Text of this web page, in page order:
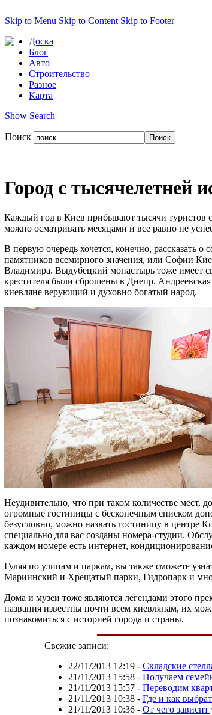
Skip to Menu Skip to Content Skip to Footer
Доска
Блог
Авто
Строительство
Разное
Карта
Show Search
Поиск
Город с тысячелетней
Каждый год в Киев прибывают тысячи туристов
можно осматривать месяцами и все равно не
В первую очередь хочется, конечно,
памятников всемирного значения, или Софии
Владимира. Выдубецкий монастырь тоже имеет
крестителя были сброшены в Днепр.
киевляне верующий и духовно богатый народ.
Неудивительно, что при таком количестве мест,
огромные гостиницы с бесконечным списком
безусловно, можно назвать гостиницу в центре
специально для вас созданы номера-студии.
каждом номере есть интернет,
Гуляя по улицам и паркам, вы также сможете
Мариинский и Хрещатый парки, Гидропарк и
Дома и музеи тоже являются легендами этого
названия известны почти всем киевлянам, их
познакомиться с историей города и страны.
Свежие записи:
22/11/2013 12:19- Складские
21/11/2013 15:58- Получаем
21/11/2013 15:57- Переводим
21/11/2013 10:38- Где и как
21/11/2013 10:36- От чего зависит